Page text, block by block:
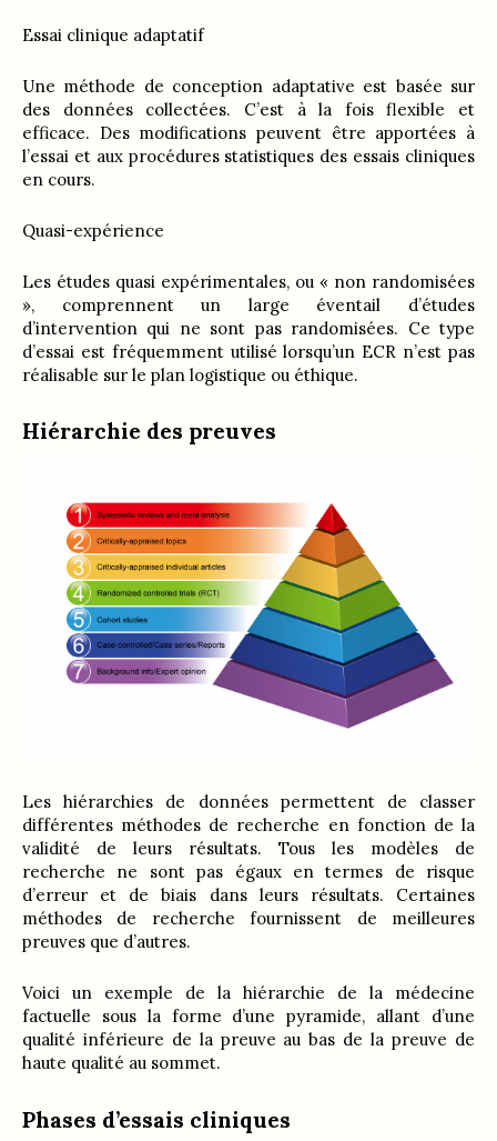
Essai clinique adaptatif
Une méthode de conception adaptative est basée sur
des données collectées. C’est à la fois flexible et
efficace. Des modifications peuvent être apportées à
l’essai et aux procédures statistiques des essais cliniques
en cours.
Quasi-expérience
Les études quasi expérimentales, ou « non randomisées
», comprennent un large éventail d’études
d’intervention qui ne sont pas randomisées. Ce type
d’essai est fréquemment utilisé lorsqu’un ECR n’est pas
réalisable sur le plan logistique ou éthique.
Hiérarchie des preuves
Les hiérarchies de données permettent de classer
différentes méthodes de recherche en fonction de la
validité de leurs résultats. Tous les modèles de
recherche ne sont pas égaux en termes de risque
d’erreur et de biais dans leurs résultats. Certaines
méthodes de recherche fournissent de meilleures
preuves que d’autres.
Voici un exemple de la hiérarchie de la médecine
factuelle sous la forme d’une pyramide, allant d’une
qualité inférieure de la preuve au bas de la preuve de
haute qualité au sommet.
Phases d’essais cliniques